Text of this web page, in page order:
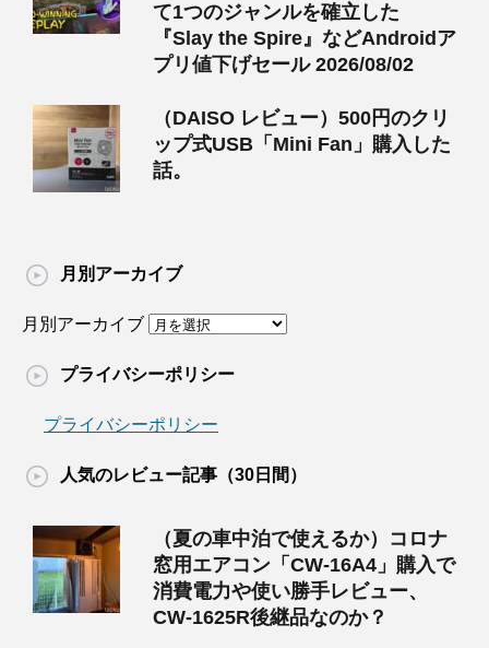
て1つのジャンルを確立した
『Slay the Spire』などAndroidア
プリ値下げセール 2026/08/02
（DAISO レビュー）500円のクリ
ップ式USB「Mini Fan」購入した
話。
月別アーカイブ
月別アーカイブ
プライバシーポリシー
プライバシーポリシー
人気のレビュー記事（30日間）
（夏の車中泊で使えるか）コロナ
窓用エアコン「CW-16A4」購入で
消費電力や使い勝手レビュー、
CW-1625R後継品なのか？